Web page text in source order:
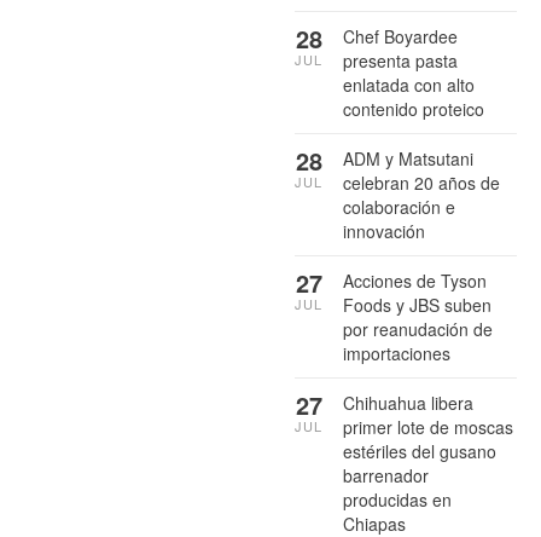
Chef Boyardee
presenta pasta
enlatada con alto
contenido proteico
28
JUL
ADM y Matsutani
celebran 20 años de
colaboración e
innovación
28
JUL
Acciones de Tyson
Foods y JBS suben
por reanudación de
importaciones
27
JUL
Chihuahua libera
primer lote de moscas
estériles del gusano
barrenador
producidas en
Chiapas
27
JUL